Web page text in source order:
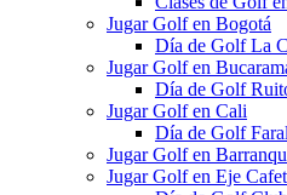
Jugar Golf en Bogotá
Día de Golf La
Jugar Golf en
Día de Golf
Jugar Golf en Cali
Día de Golf
Jugar Golf en
Jugar Golf en Eje